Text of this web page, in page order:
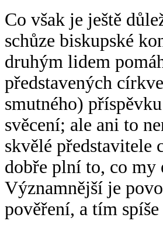
Co však je ještě
schůze biskupské
druhým lidem
představených
smutného)
svěcení; ale ani to
skvělé představitele
dobře plní to, co my
Významnější je
pověření, a tím